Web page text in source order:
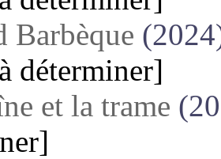
Barbèque
déterminer]
et la trame